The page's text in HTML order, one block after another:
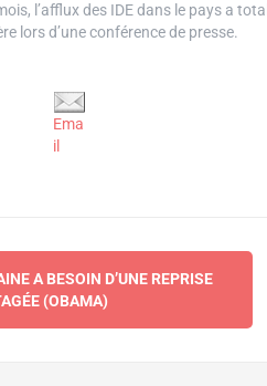
l’afflux des IDE dans le pays a
lors d’une conférence de presse.
Ema
il
A BESOIN D’UNE REPRISE
(OBAMA)